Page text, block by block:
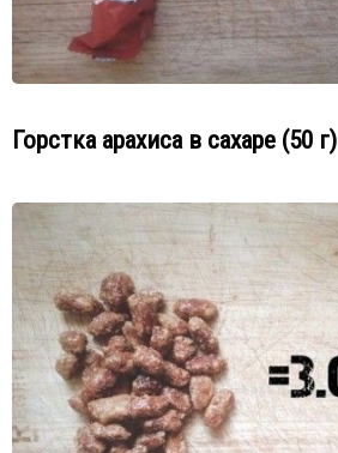
Горстка арахиса в сахаре (50 г)